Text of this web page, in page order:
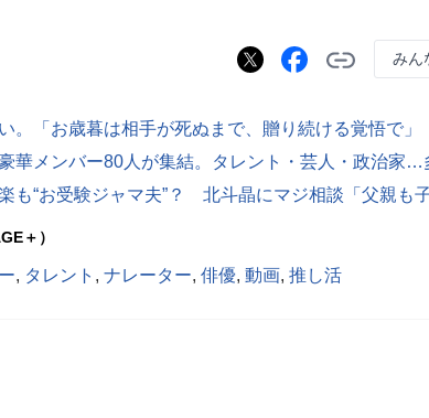
みん
。「お歳暮は相手が死ぬまで、贈り続ける覚悟で」
＋）
, タレント , ナレーター, 俳優, 動画, 推し活